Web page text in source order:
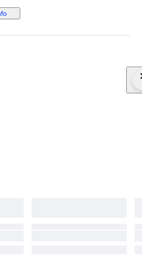
Band Size: Men's Standard Band Width: 20
Dial Color: Blue Bezel Material: Stainless
Movement: Quartz SBTQ071 Quartz 10
stamped or dated